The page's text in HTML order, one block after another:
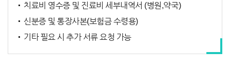
치료비 영수증 및 진료비 세부내역서 (병원,약국)
신분증 및 통장사본(보험금 수령용)
기타 필요 시 추가 서류 요청 가능